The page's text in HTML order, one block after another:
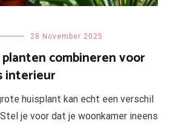
28 November 2025
combineren voor
interieur
huisplant kan echt een verschil
je voor dat je woonkamer ineens